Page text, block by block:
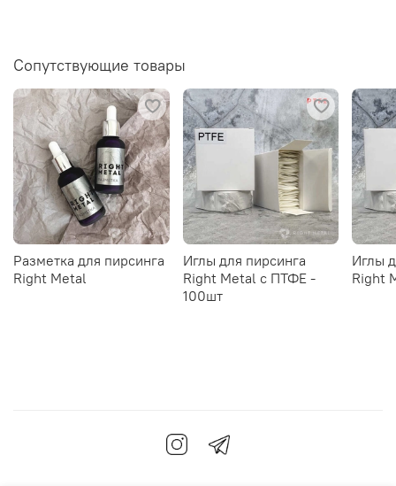
Сопутствующие товары
Разметка для пирсинга
Right Metal
Иглы для пирсинга
Right Metal c ПТФЕ -
100шт
Иглы
Right